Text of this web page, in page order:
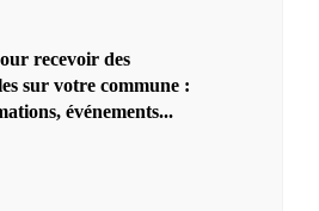
recevoir des
sur votre commune :
événements...